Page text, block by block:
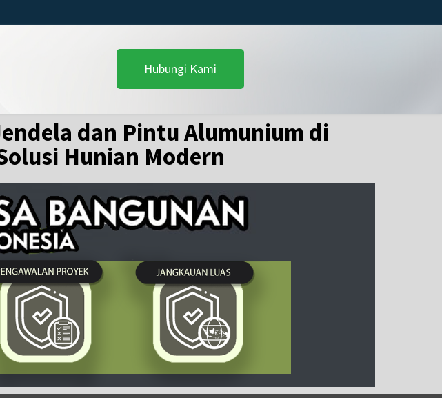
Hubungi Kami
dan Pintu Alumunium di
Hunian Modern